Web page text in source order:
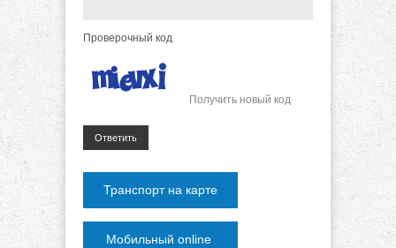
Проверочный код
Получить новый код
Ответить
Транспорт на карте
Мобильный online